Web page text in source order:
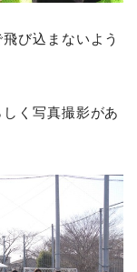
び込まないよう
く写真撮影があ